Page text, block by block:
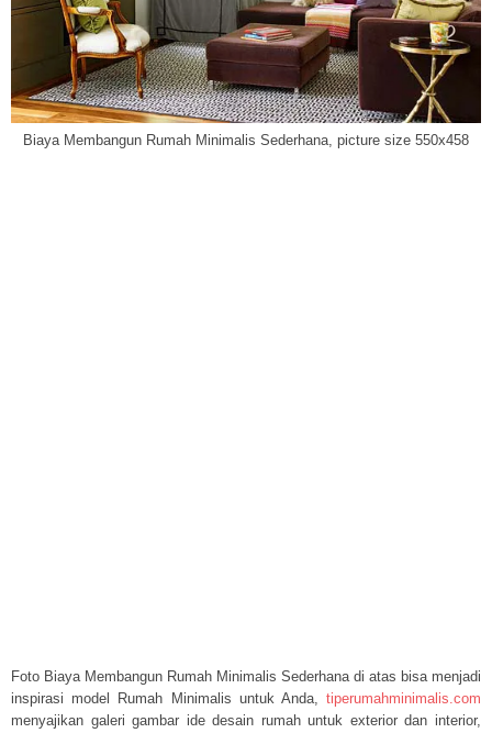
Biaya Membangun Rumah Minimalis Sederhana, picture size 550x458
Foto Biaya Membangun Rumah Minimalis Sederhana di atas bisa menjadi
inspirasi model Rumah Minimalis untuk Anda, tiperumahminimalis.com
menyajikan galeri gambar ide desain rumah untuk exterior dan interior,